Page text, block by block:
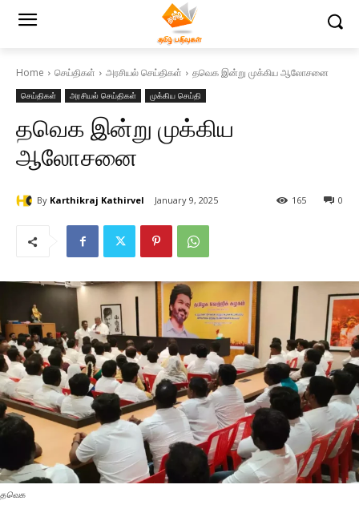
Home செய்திகள் அரசியல் செய்திகள் தவெக இன்று முக்கிய ஆலோசனை
செய்திகள் அரசியல் செய்திகள் முக்கிய செய்தி
தவெக இன்று முக்கிய
ஆலோசனை
By Karthikraj Kathirvel January 9, 2025 0
165
தவெக